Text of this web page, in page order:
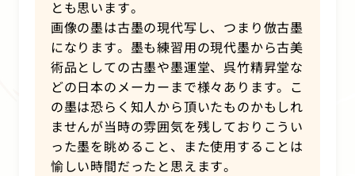
とも思います。
画像の墨は古墨の現代写し、つまり倣古墨
になります。墨も練習用の現代墨から古美
術品としての古墨や墨運堂、呉竹精昇堂な
どの日本のメーカーまで様々あります。こ
の墨は恐らく知人から頂いたものかもしれ
ませんが当時の雰囲気を残しておりこうい
った墨を眺めること、また使用することは
愉しい時間だったと思えます。